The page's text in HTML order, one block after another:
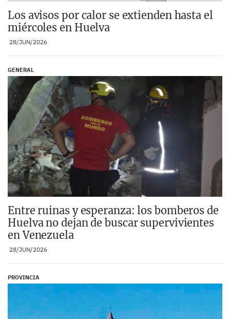
Los avisos por calor se extienden hasta el
miércoles en Huelva
28/JUN/2026
GENERAL
Entre ruinas y esperanza: los bomberos de
Huelva no dejan de buscar supervivientes
en Venezuela
28/JUN/2026
PROVINCIA